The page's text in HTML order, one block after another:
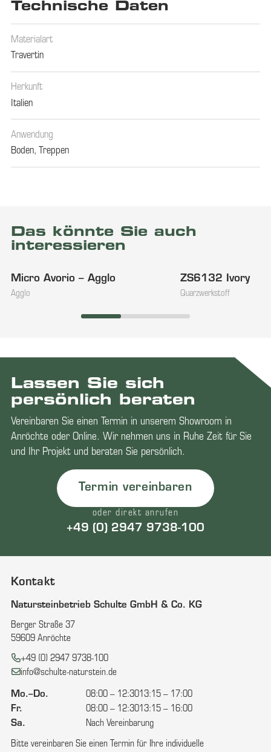
Technische Daten
Materialart
Travertin
Herkunft
Italien
Anwendung
Boden, Treppen
Das könnte Sie auch
interessieren
Micro Avorio – Agglo
Agglo
NEU
ZS6132 Ivory
Quarzwerkstoff
Lassen Sie sich
persönlich beraten
Vereinbaren Sie einen Termin in unserem Showroom in
Anröchte oder Online. Wir nehmen uns in Ruhe Zeit für Sie
und Ihr Projekt und beraten Sie persönlich.
Termin vereinbaren
oder direkt anrufen
+49 (0) 2947 9738-100
Kontakt
Natursteinbetrieb Schulte GmbH & Co. KG
Berger Straße 37
59609 Anröchte
Telefon:
+49 (0) 2947 9738-100
E-Mail:
info@schulte-naturstein.de
Mo.–Do. 08:00 – 12:3013:15 – 17:00
Fr.
08:00 – 12:3013:15 – 16:00
Sa.
Nach Vereinbarung
Bitte vereinbaren Sie einen Termin für Ihre individuelle